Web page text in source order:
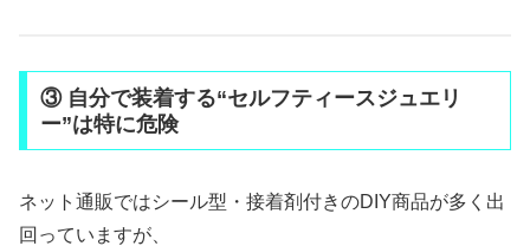
③ 自分で装着する“セルフティースジュエリ
ー”は特に危険
ネット通販ではシール型・接着剤付きのDIY商品が多く出
回っていますが、